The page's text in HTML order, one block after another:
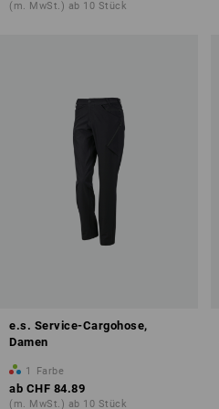
(m. MwSt.) ab 10 Stück
e.s. Service-Cargohose,
Damen
1 Farbe
ab CHF 84.89
(m. MwSt.) ab 10 Stück